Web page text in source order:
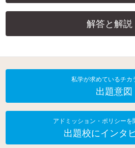
解答と解説
私学が求めているチカ
出題意図
アドミッション・ポリシーを
出題校にインタ